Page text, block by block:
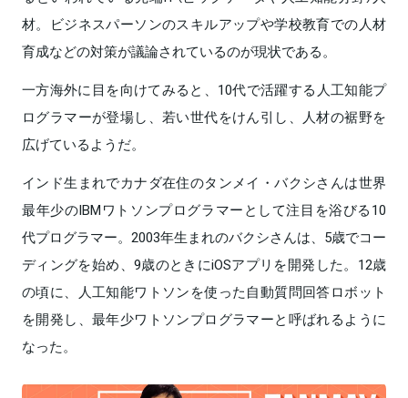
材。ビジネスパーソンのスキルアップや学校教育での人材
育成などの対策が議論されているのが現状である。
一方海外に目を向けてみると、10代で活躍する人工知能プ
ログラマーが登場し、若い世代をけん引し、人材の裾野を
広げているようだ。
インド生まれでカナダ在住のタンメイ・バクシさんは世界
最年少のIBMワトソンプログラマーとして注目を浴びる10
代プログラマー。2003年生まれのバクシさんは、5歳でコー
ディングを始め、9歳のときにiOSアプリを開発した。12歳
の頃に、人工知能ワトソンを使った自動質問回答ロボット
を開発し、最年少ワトソンプログラマーと呼ばれるように
なった。